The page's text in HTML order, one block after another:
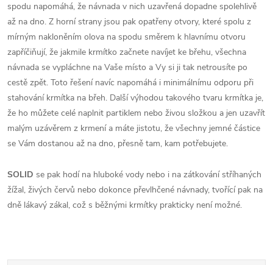
spodu napomáhá, že návnada v nich uzavřená dopadne spolehlivě
až na dno. Z horní strany jsou pak opatřeny otvory, které spolu z
mírným nakloněním olova na spodu směrem k hlavnímu otvoru
zapříčiňují, že jakmile krmítko začnete navíjet ke břehu, všechna
návnada se vypláchne na Vaše místo a Vy si ji tak netrousíte po
cestě zpět. Toto řešení navíc napomáhá i minimálnímu odporu při
stahování krmítka na břeh. Další výhodou takového tvaru krmítka je,
že ho můžete celé naplnit partiklem nebo živou složkou a jen uzavřít
malým uzávěrem z krmení a máte jistotu, že všechny jemné částice
se Vám dostanou až na dno, přesně tam, kam potřebujete.
SOLID se pak hodí na hluboké vody nebo i na zátkování stříhaných
žížal, živých červů nebo dokonce převlhčené návnady, tvořící pak na
dně lákavý zákal, což s běžnými krmítky prakticky není možné.